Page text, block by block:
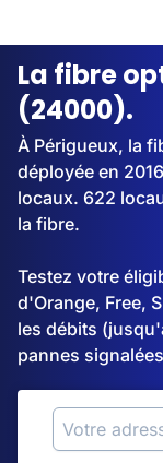
Streaming
La fibre
(24000).
À Périgueux, la
déployée en
locaux. 622
la fibre.
Testez votre
d'Orange, Free,
les débits
pannes